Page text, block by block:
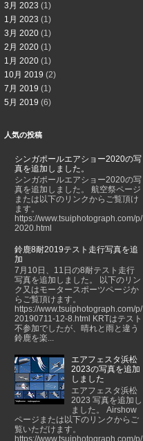
3月 2023 (1)
1月 2023 (1)
3月 2020 (1)
2月 2020 (1)
1月 2020 (1)
10月 2019 (2)
7月 2019 (1)
5月 2019 (6)
人気の投稿
シンガポールエアショー2020の写
真を追加しました。
シンガポールエアショー2020の写
真を追加しました。 航空祭ページ
または以下のリンクからご覧頂け
ます。
https://www.tsuiphotograph.com/p/
2020.html
鈴鹿8耐2019テスト走行写真を追
加
7月10日、11日の8耐テスト走行
写真を追加しました。 以下のリン
ク又はモータースポーツページか
らご覧頂けます。
https://www.tsuiphotograph.com/p/
20190711-12-8.html KRTはテスト
不参加でしたが、晴れと雨と違う
鈴鹿を楽...
エアフェスタ浜松
2023の写真を追加
しました
エアフェスタ浜松
2023 写真を追加し
ました。 Airshow
ページまたは以下のリンクからご
覧いただけます。
https://www.tsuiphotograph.com/p/